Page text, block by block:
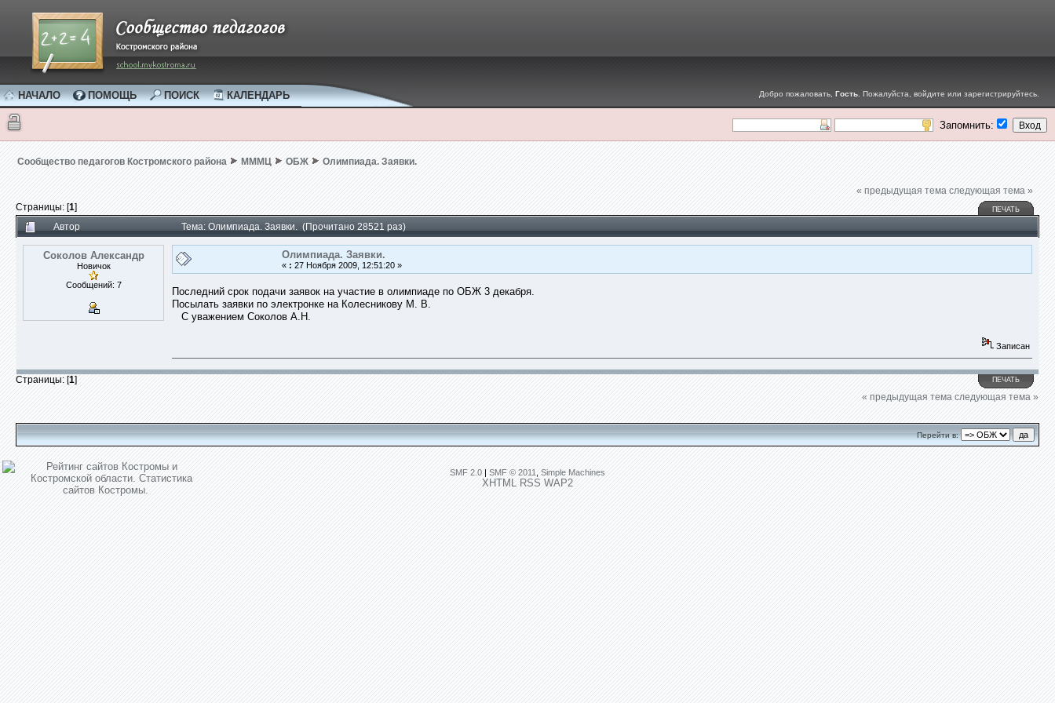
НАЧАЛО ПОМОЩЬ ПОИСК КАЛЕНДАРЬ Добро пожаловать, Гость . Пожалуйста, войдите или зарегистрируйтесь
Запомнить:
Сообщество педагогов Костромского района МММЦ ОБЖ Олимпиада. Заявки.
Страницы: [1]
« предыдущая тема следующая тема »
ПЕЧАТЬ
Автор Тема: Олимпиада. Заявки. (Прочитано 28521 раз)
Соколов Александр
Новичок
Сообщений: 7
Олимпиада. Заявки.
« : 27 Ноября 2009, 12:51:20 »
Последний срок подачи заявок на участие в олимпиаде по ОБЖ 3 декабря.
Посылать заявки по электронке на Колесникову М. В.
С уважением Соколов А.Н.
Записан
Страницы: [1] ПЕЧАТЬ
« предыдущая тема следующая тема »
Перейти в:
SMF 2.0 | SMF © 2011 Simple Machines
XHTML RSS WAP2